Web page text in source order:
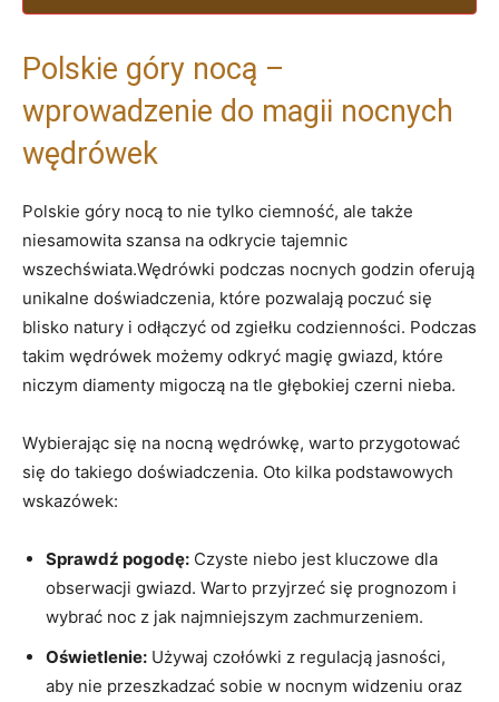
Polskie ‍góry nocą –
wprowadzenie do magii nocnych
wędrówek
Polskie ​góry nocą to nie ⁢tylko ciemność, ale⁣ także
‍niesamowita szansa na⁣ odkrycie tajemnic
wszechświata.Wędrówki podczas nocnych godzin oferują⁢
unikalne doświadczenia, które pozwalają poczuć się
blisko natury i ⁣odłączyć od zgiełku⁤ codzienności. Podczas
takim wędrówek możemy ⁤odkryć magię gwiazd, które
niczym diamenty migoczą na tle głębokiej czerni nieba.
Wybierając się ⁢na nocną wędrówkę, warto ⁢przygotować
się do‍ takiego doświadczenia. Oto kilka podstawowych
wskazówek:
Sprawdź pogodę: Czyste niebo jest kluczowe dla⁤
obserwacji gwiazd. Warto ‍przyjrzeć się prognozom i
wybrać noc z jak najmniejszym zachmurzeniem.
Oświetlenie: Używaj czołówki z regulacją jasności,
‍aby nie przeszkadzać sobie w ⁤nocnym widzeniu oraz